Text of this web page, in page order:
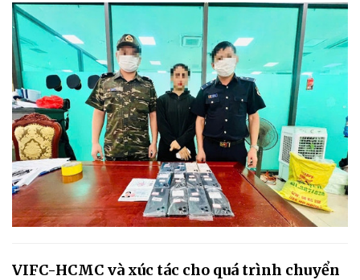
VIFC-HCMC và xúc tác cho quá trình chuyển